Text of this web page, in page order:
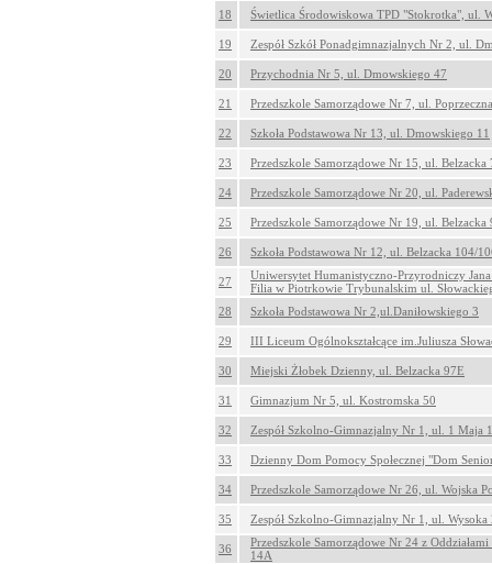
18 Świetlica Środowiskowa TPD "Stokrotka", ul.
19 Zespół Szkół Ponadgimnazjalnych Nr 2, ul.
20 Przychodnia Nr 5, ul. Dmowskiego 47
21 Przedszkole Samorządowe Nr 7, ul.
22 Szkoła Podstawowa Nr 13, ul. Dmowskiego 11
23 Przedszkole Samorządowe Nr 15, ul. Belzacka
24 Przedszkole Samorządowe Nr 20, ul.
25 Przedszkole Samorządowe Nr 19, ul. Belzacka
26 Szkoła Podstawowa Nr 12, ul. Belzacka 104/
27
Uniwersytet Humanistyczno-Przyrodniczy
Filia w Piotrkowie Trybunalskim ul.
28
Szkoła Podstawowa Nr 2,ul.Daniłowskiego 3
29 III Liceum Ogólnokształcące im.Juliusza
30 Miejski Żłobek Dzienny, ul. Belzacka 97E
31 Gimnazjum Nr 5, ul. Kostromska 50
32 Zespół Szkolno-Gimnazjalny Nr 1, ul. 1 Maja
33 Dzienny Dom Pomocy Społecznej "Dom
34 Przedszkole Samorządowe Nr 26, ul. Wojska
35 Zespół Szkolno-Gimnazjalny Nr 1, ul. Wysoka
36
Przedszkole Samorządowe Nr 24 z
14A